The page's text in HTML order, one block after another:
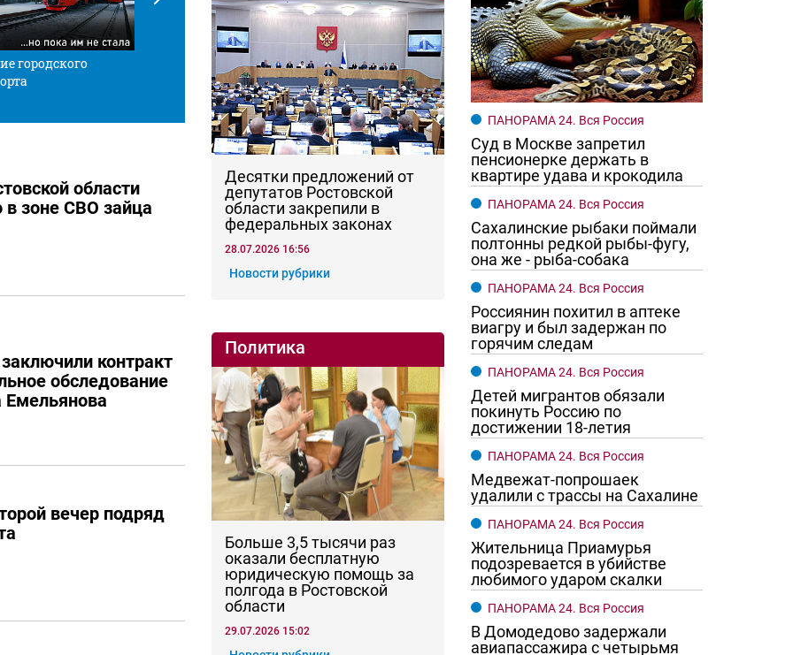
городского
Красной нитью Чего хотят женщины? Ростовчане смотрите в оба
области
в зоне СВО зайца
контракт
обследование
Емельянова
вечер подряд
Десятки предложений от
депутатов Ростовской
области закрепили в
федеральных законах
28.07.2026 16:56
Новости рубрики
Политика
Больше 3,5 тысячи раз
оказали бесплатную
юридическую помощь за
полгода в Ростовской
области
29.07.2026 15:02
ПАНОРАМА 24. Вся Россия
Суд в Москве запретил
пенсионерке держать в
квартире удава и крокодила
ПАНОРАМА 24. Вся Россия
Сахалинские рыбаки поймали
полтонны редкой рыбы-фугу,
она же - рыба-собака
ПАНОРАМА 24. Вся Россия
Россиянин похитил в аптеке
виагру и был задержан по
горячим следам
ПАНОРАМА 24. Вся Россия
Детей мигрантов обязали
покинуть Россию по
достижении 18-летия
ПАНОРАМА 24. Вся Россия
Медвежат-попрошаек
удалили с трассы на Сахалине
ПАНОРАМА 24. Вся Россия
Жительница Приамурья
подозревается в убийстве
любимого ударом скалки
ПАНОРАМА 24. Вся Россия
В Домодедово задержали
авиапассажира с четырьмя